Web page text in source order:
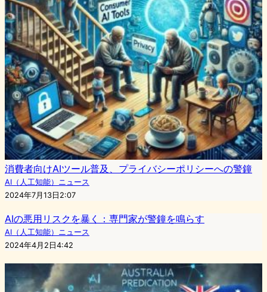
消費者向けAIツール普及、プライバシーポリシーへの警鐘
AI（人工知能）ニュース
2024年7月13日2:07
AIの悪用リスクを暴く：専門家が警鐘を鳴らす
AI（人工知能）ニュース
2024年4月2日4:42